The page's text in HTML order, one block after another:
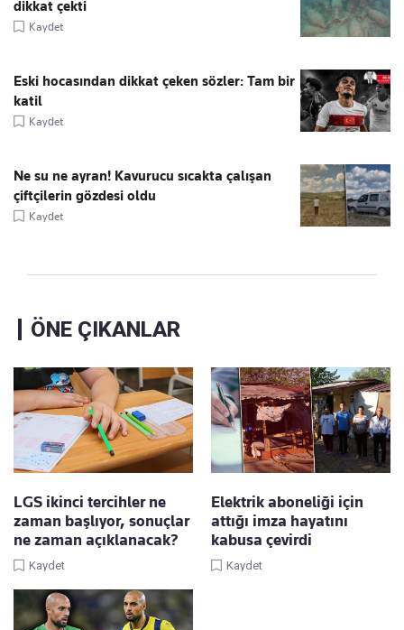
dikkat çekti
Kaydet
Eski hocasından dikkat çeken sözler: Tam bir
katil
Kaydet
Ne su ne ayran! Kavurucu sıcakta çalışan
çiftçilerin gözdesi oldu
Kaydet
ÖNE ÇIKANLAR
LGS ikinci tercihler ne
zaman başlıyor, sonuçlar
ne zaman açıklanacak?
Kaydet
Elektrik aboneliği için
attığı imza hayatını
kabusa çevirdi
Kaydet